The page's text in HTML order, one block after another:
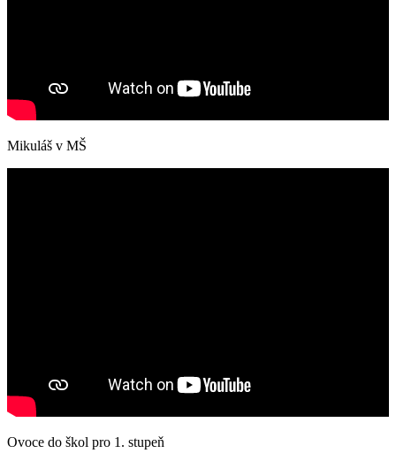
Mikuláš v MŠ
Ovoce do škol pro 1. stupeň